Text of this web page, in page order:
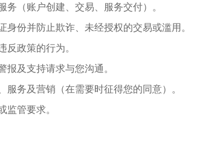
务（账户创建、交易、服务交付）。
身份并防止欺诈、未经授权的交易或滥用。
政策的行为。
及支持请求与您沟通。
服务及营销（在需要时征得您的同意）。
监管要求。